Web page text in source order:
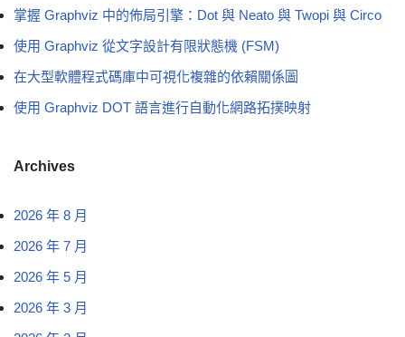
掌握 Graphviz 中的佈局引擎：Dot 與 Neato 與 Twopi 與 Circo
使用 Graphviz 從文字設計有限狀態機 (FSM)
在大型軟體程式碼庫中可視化複雜的依賴關係圖
使用 Graphviz DOT 語言進行自動化網路拓撲映射
Archives
2026 年 8 月
2026 年 7 月
2026 年 5 月
2026 年 3 月